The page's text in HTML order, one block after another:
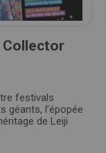
Collector
festivals
géants, l’épopée
de Leiji